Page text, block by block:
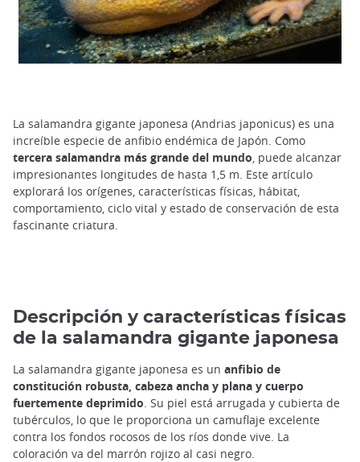
La salamandra gigante japonesa (Andrias japonicus) es una
increíble especie de anfibio endémica de Japón. Como
tercera salamandra más grande del mundo , puede alcanzar
impresionantes longitudes de hasta 1,5 m. Este artículo
explorará los orígenes, características físicas, hábitat,
comportamiento, ciclo vital y estado de conservación de esta
fascinante criatura.
Descripción y características físicas
de la salamandra gigante japonesa
La salamandra gigante japonesa es un anfibio de
constitución robusta, cabeza ancha y plana y cuerpo
fuertemente deprimido. Su piel está arrugada y cubierta de
tubérculos, lo que le proporciona un camuflaje excelente
contra los fondos rocosos de los ríos donde vive. La
coloración va del marrón rojizo al casi negro.